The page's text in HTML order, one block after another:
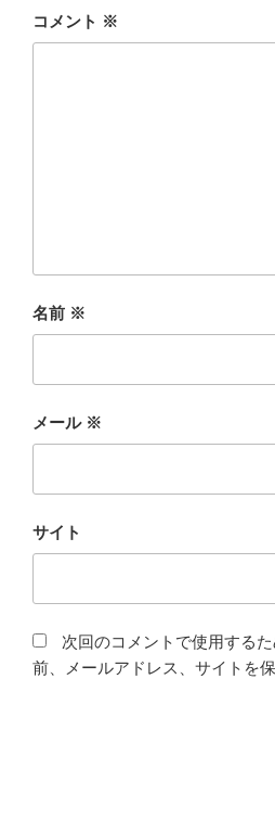
コメント ※
名前 ※
メール ※
サイト
次回のコメントで使用する
前、メールアドレス、サイトを保